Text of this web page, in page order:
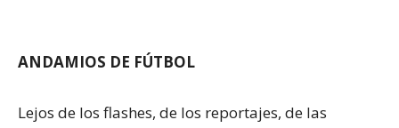
ANDAMIOS DE FÚTBOL
Lejos de los flashes, de los reportajes, de las